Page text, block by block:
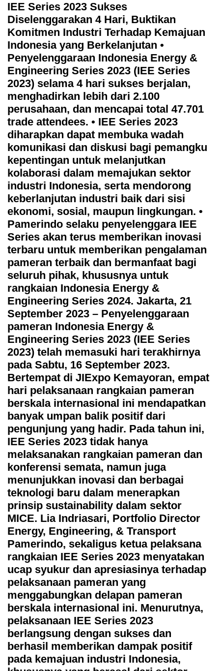
IEE Series 2023 Sukses
Diselenggarakan 4 Hari, Buktikan
Komitmen Industri Terhadap Kemajuan
Indonesia yang Berkelanjutan •
Penyelenggaraan Indonesia Energy &
Engineering Series 2023 (IEE Series
2023) selama 4 hari sukses berjalan,
menghadirkan lebih dari 2.100
perusahaan, dan mencapai total 47.701
trade attendees. • IEE Series 2023
diharapkan dapat membuka wadah
komunikasi dan diskusi bagi pemangku
kepentingan untuk melanjutkan
kolaborasi dalam memajukan sektor
industri Indonesia, serta mendorong
keberlanjutan industri baik dari sisi
ekonomi, sosial, maupun lingkungan. •
Pamerindo selaku penyelenggara IEE
Series akan terus memberikan inovasi
terbaru untuk memberikan pengalaman
pameran terbaik dan bermanfaat bagi
seluruh pihak, khususnya untuk
rangkaian Indonesia Energy &
Engineering Series 2024. Jakarta, 21
September 2023 – Penyelenggaraan
pameran Indonesia Energy &
Engineering Series 2023 (IEE Series
2023) telah memasuki hari terakhirnya
pada Sabtu, 16 September 2023.
Bertempat di JIExpo Kemayoran, empat
hari pelaksanaan rangkaian pameran
berskala internasional ini mendapatkan
banyak umpan balik positif dari
pengunjung yang hadir. Pada tahun ini,
IEE Series 2023 tidak hanya
melaksanakan rangkaian pameran dan
konferensi semata, namun juga
menunjukkan inovasi dan berbagai
teknologi baru dalam menerapkan
prinsip sustainability dalam sektor
MICE. Lia Indriasari, Portfolio Director
Energy, Engineering, & Transport
Pamerindo, sekaligus ketua pelaksana
rangkaian IEE Series 2023 menyatakan
ucap syukur dan apresiasinya terhadap
pelaksanaan pameran yang
menggabungkan delapan pameran
berskala internasional ini. Menurutnya,
pelaksanaan IEE Series 2023
berlangsung dengan sukses dan
berhasil memberikan dampak positif
pada kemajuan industri Indonesia,